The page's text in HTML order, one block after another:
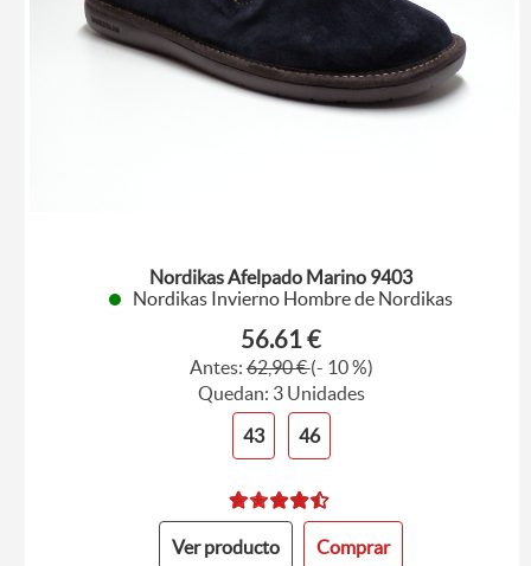
Nordikas Afelpado Marino 9403
Nordikas Invierno Hombre de Nordikas
56.61 €
Antes:62,90 €(- 10 %)
Quedan: 3 Unidades
43
46
Ver producto Comprar